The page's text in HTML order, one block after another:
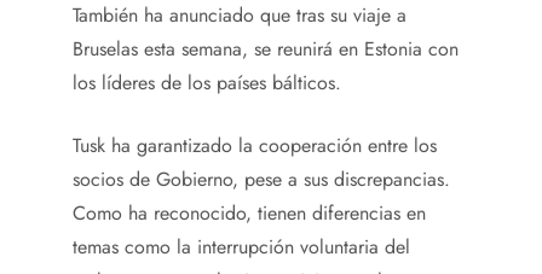
También ha anunciado que tras su viaje a
Bruselas esta semana, se reunirá en Estonia con
los líderes de los países bálticos.
Tusk ha garantizado la cooperación entre los
socios de Gobierno, pese a sus discrepancias.
Como ha reconocido, tienen diferencias en
temas como la interrupción voluntaria del